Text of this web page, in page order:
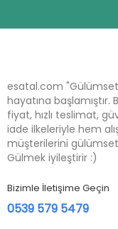
esatal.com
hayatına
fiyat, hızlı teslimat,
iade ilkeleriyle hem
müşterilerini
Gülmek iyileştirir :)
Bizimle İletişime Geçin
0539 579 5479